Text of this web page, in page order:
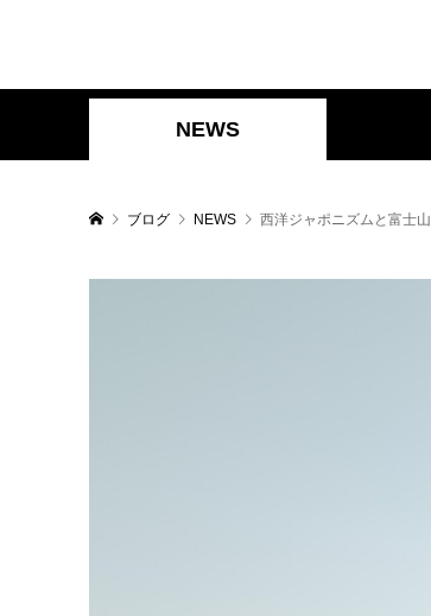
NEWS
ブログ NEWS 西洋ジャポニズムと富士山